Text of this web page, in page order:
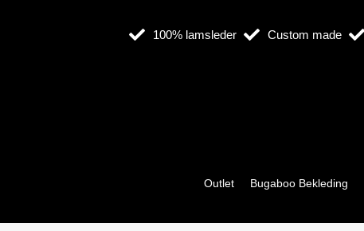
100% lamsleder Custom made
Outlet Bugaboo Bekleding